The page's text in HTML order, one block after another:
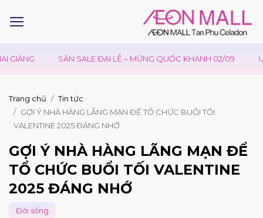
SALE ĐẠI LỄ – MỪNG QUỐC KHÁNH 02/09 ƯU ĐÃI WAON
Trang chủ
Tin tức
GỢI Ý NHÀ HÀNG LÃNG MẠN ĐỂ TỔ CHỨC BUỔI TỐI
VALENTINE 2025 ĐÁNG NHỚ
GỢI Ý NHÀ HÀNG LÃNG MẠN ĐỂ
TỔ CHỨC BUỔI TỐI VALENTINE
2025 ĐÁNG NHỚ
Đời sống